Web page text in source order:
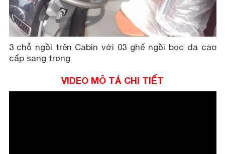
3 chỗ ngồi trên Cabin với 03 ghế ngồi bọc da cao
cấp sang trọng
VIDEO MÔ TẢ CHI TIẾT